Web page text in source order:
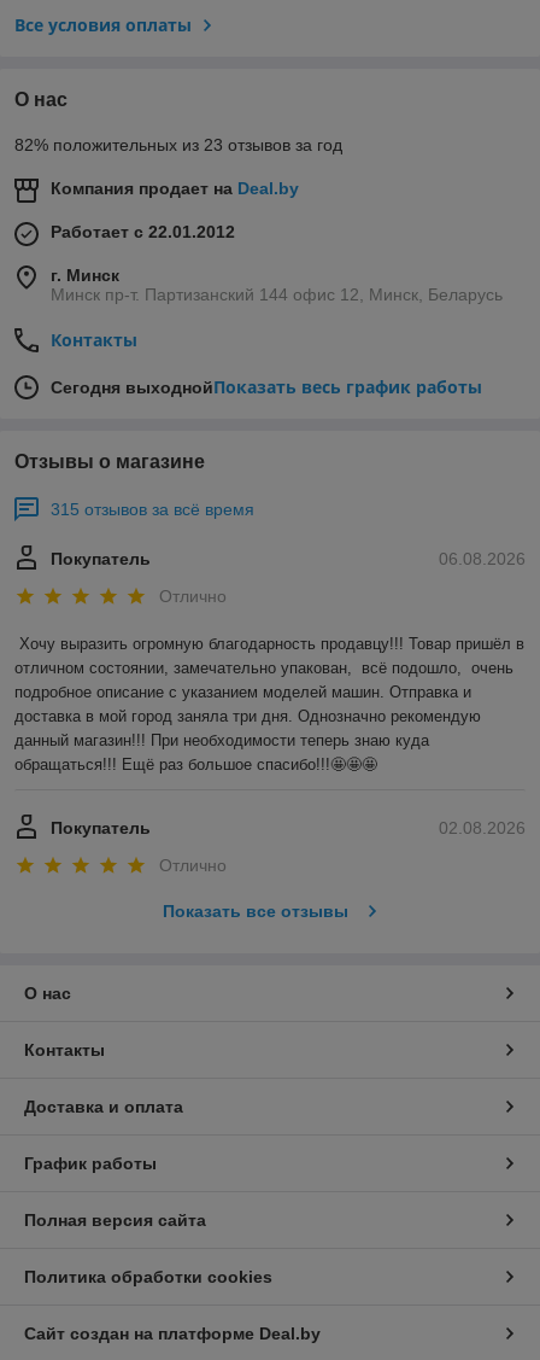
Все условия оплаты
О нас
82% положительных из 23 отзывов за год
Компания продает на Deal.by
Работает с 22.01.2012
г. Минск
Минск пр-т. Партизанский 144 офис 12, Минск, Беларусь
Контакты
Сегодня выходнойПоказать весь график работы
Отзывы о магазине
315 отзывов за всё время
06.08.2026
Покупатель
Отлично
Хочу выразить огромную благодарность продавцу!!! Товар пришёл в
отличном состоянии, замечательно упакован,  всё подошло,  очень
подробное описание с указанием моделей машин. Отправка и
доставка в мой город заняла три дня. Однозначно рекомендую
данный магазин!!! При необходимости теперь знаю куда
обращаться!!! Ещё раз большое спасибо!!!🤩🤩🤩
02.08.2026
Покупатель
Отлично
Показать все отзывы
О нас
Контакты
Доставка и оплата
График работы
Полная версия сайта
Политика обработки cookies
Сайт создан на платформе Deal.by